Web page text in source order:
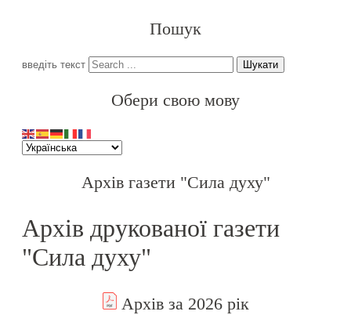
Пошук
введіть текст Шукати
Обери свою мову
Архів газети "Сила духу"
Архів друкованої газети
"Сила духу"
Архів за 2026 рік